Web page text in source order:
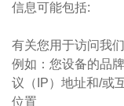
信息可能包括:
有关您用于访问我
例如：您设备的品
议（IP）地址和/或
位置